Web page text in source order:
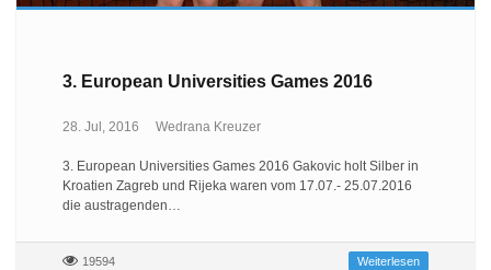
3. European Universities Games 2016
28. Jul, 2016 Wedrana Kreuzer
3. European Universities Games 2016 Gakovic holt Silber in
Kroatien Zagreb und Rijeka waren vom 17.07.- 25.07.2016
die austragenden…
19594 Weiterlesen